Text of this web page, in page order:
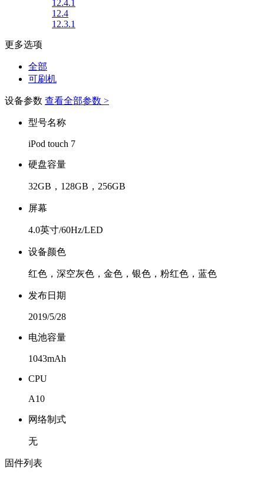
12.4.1
12.4
12.3.1
更多选项
全部
可刷机
设备参数 查看全部参数 >
型号名称
iPod touch 7
硬盘容量
32GB，128GB，256GB
屏幕
4.0英寸/60Hz/LED
设备颜色
红色，深空灰色，金色，银色，粉红色，蓝色
发布日期
2019/5/28
电池容量
1043mAh
CPU
A10
网络制式
无
固件列表